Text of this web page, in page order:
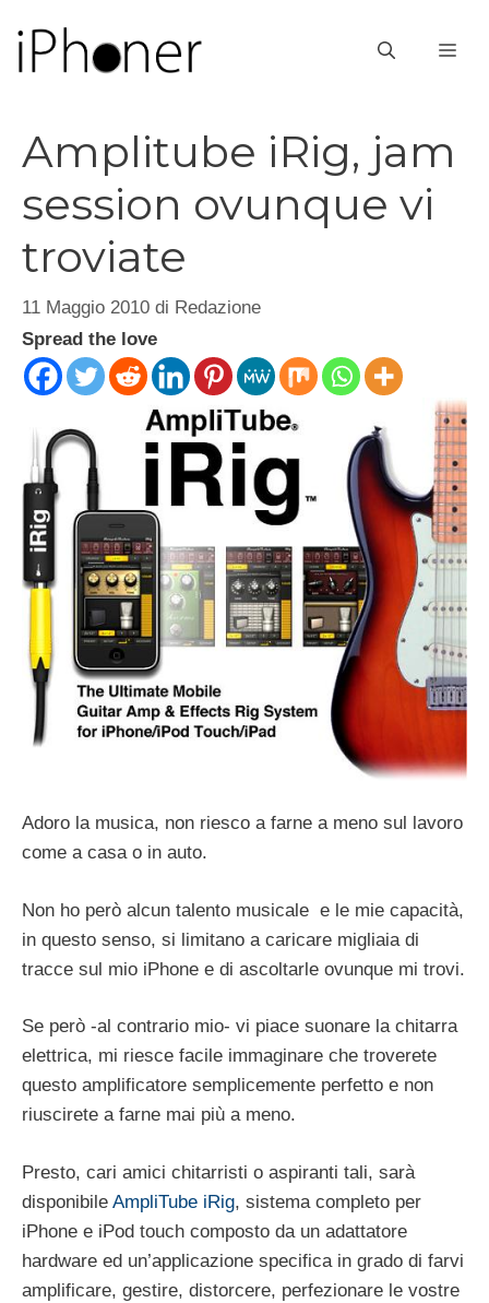
contenuto
Amplitube iRig, jam
session ovunque vi
troviate
11 Maggio 2010 di Redazione
Spread the love
Adoro la musica, non riesco a farne a meno sul lavoro
come a casa o in auto.
Non ho però alcun talento musicale e le mie capacità,
in questo senso, si limitano a caricare migliaia di
tracce sul mio iPhone e di ascoltarle ovunque mi trovi.
Se però -al contrario mio- vi piace suonare la chitarra
elettrica, mi riesce facile immaginare che troverete
questo amplificatore semplicemente perfetto e non
riuscirete a farne mai più a meno.
Presto, cari amici chitarristi o aspiranti tali, sarà
disponibile AmpliTube iRig, sistema completo per
iPhone e iPod touch composto da un adattatore
hardware ed un’applicazione specifica in grado di farvi
amplificare, gestire, distorcere, perfezionare le vostre